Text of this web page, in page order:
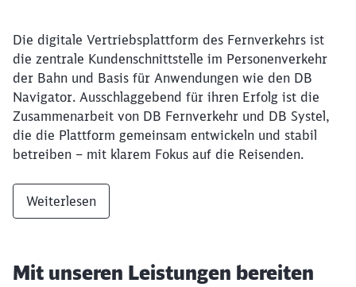
Die digitale Vertriebsplattform des Fernverkehrs ist
die zentrale Kundenschnittstelle im Personenverkehr
der Bahn und Basis für Anwendungen wie den DB
Navigator. Ausschlaggebend für ihren Erfolg ist die
Zusammenarbeit von DB Fernverkehr und DB Systel,
die die Plattform gemeinsam entwickeln und stabil
betreiben – mit klarem Fokus auf die Reisenden.
Weiterlesen
Mit unseren Leistungen bereiten